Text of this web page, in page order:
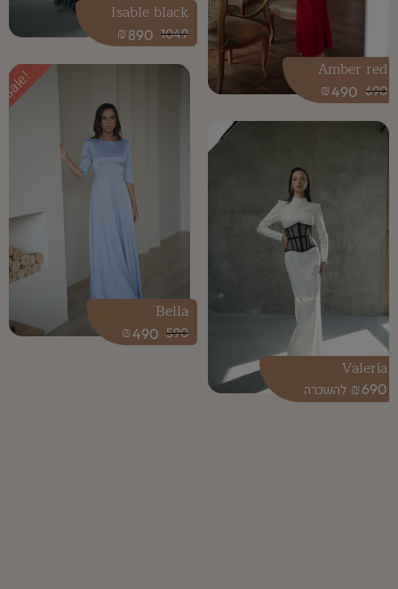
690
490
₪
Amber red
1049
890
₪
Isable black
690
₪
Valeria
590
490
₪
Bella